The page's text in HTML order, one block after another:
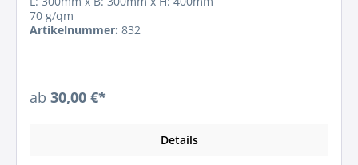
70 g/qm
Artikelnummer: 832
ab 30,00 €*
Details